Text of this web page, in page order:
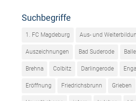
Suchbegriffe
1. FC Magdeburg Aus- und
Auszeichnungen Bad Suderode
Brehna Colbitz Darlingerode
Eröffnung Friedrichsbrunn Grieben